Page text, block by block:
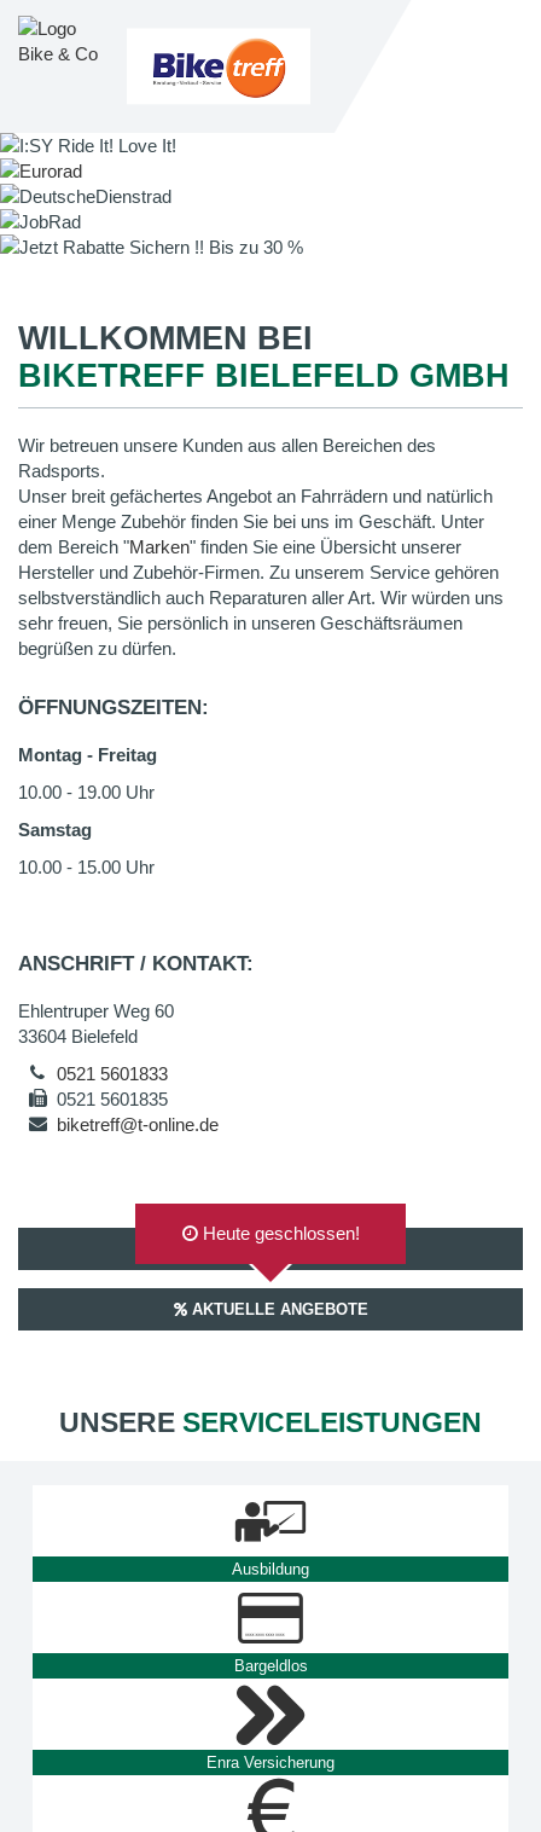
WILLKOMMEN BEI
BIKETREFF BIELEFELD GMBH
Wir betreuen unsere Kunden aus allen Bereichen des
Radsports.
Unser breit gefächertes Angebot an Fahrrädern und natürlich
einer Menge Zubehör finden Sie bei uns im Geschäft. Unter
dem Bereich "Marken" finden Sie eine Übersicht unserer
Hersteller und Zubehör-Firmen. Zu unserem Service gehören
selbstverständlich auch Reparaturen aller Art. Wir würden uns
sehr freuen, Sie persönlich in unseren Geschäftsräumen
begrüßen zu dürfen.
ÖFFNUNGSZEITEN:
Montag - Freitag
10.00 - 19.00 Uhr
Samstag
10.00 - 15.00 Uhr
ANSCHRIFT / KONTAKT:
Ehlentruper Weg 60
33604 Bielefeld
0521 5601833
0521 5601835
biketreff@t-online.de
AUF GOOGLEMAPS ANZEIGEN
Heute geschlossen!
AKTUELLE ANGEBOTE
UNSERE SERVICELEISTUNGEN
Ausbildung
Bargeldlos
Enra Versicherung